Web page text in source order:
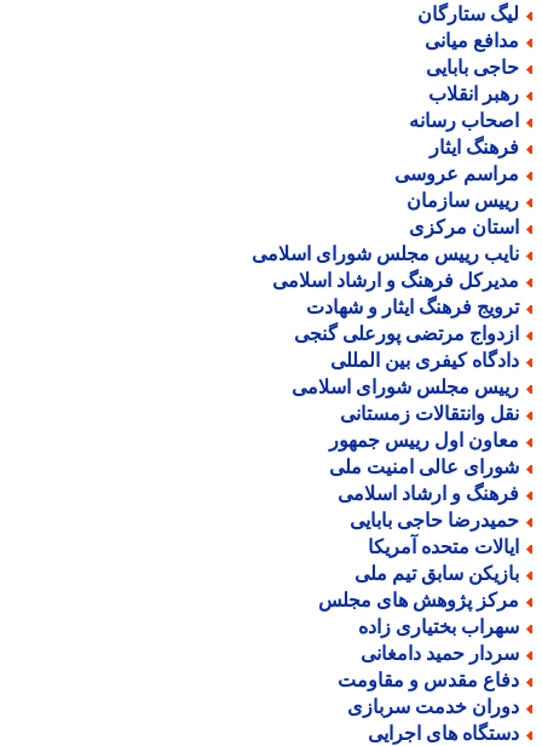
ستارگان
میانی
بابایی
انقلاب
رسانه
ایثار
عروسی
سازمان
مرکزی
رییس مجلس شورای اسلامی
فرهنگ و ارشاد اسلامی
فرهنگ ایثار و شهادت
مرتضی پورعلی گنجی
کیفری بین المللی
مجلس شورای اسلامی
وانتقالات زمستانی
اول رییس جمهور
عالی امنیت ملی
و ارشاد اسلامی
حاجی بابایی
متحده آمریکا
سابق تیم ملی
پژوهش های مجلس
بختیاری زاده
حمید دامغانی
مقدس و مقاومت
خدمت سربازی
های اجرایی